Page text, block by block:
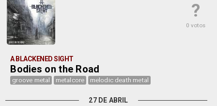
?
0 votos
A BLACKENED SIGHT
Bodies on the Road
groove metal metalcore melodic death metal
27 DE ABRIL